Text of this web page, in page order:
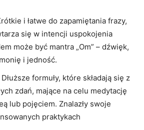
i łatwe do zapamiętania frazy,
się w intencji uspokojenia
może być mantra „Om” – dźwięk,
i jedność.
Dłuższe formuły, które składają się ‌z
zdań, mające na celu medytację
lub pojęciem. Znalazły swoje
⁤praktykach